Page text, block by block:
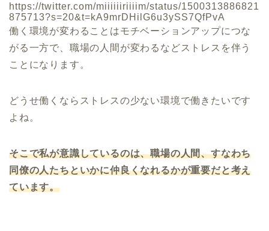
https://twitter.com/miiiiiiriiiim/status/1500313886821
875713?s=20&t=kA9mrDHilG6u3ySS7QfPvA
働く環境が変わることはモチベーションアップにつな
がる一方で、職場の人間が変わるなどストレスを伴う
ことになります。
どうせ働くならストレスの少ない環境で働きたいです
よね。
そこで私が意識しているのは、職場の人間、すなわち
同僚の人たちといかに仲良くなれるかが重要だと考え
ています。